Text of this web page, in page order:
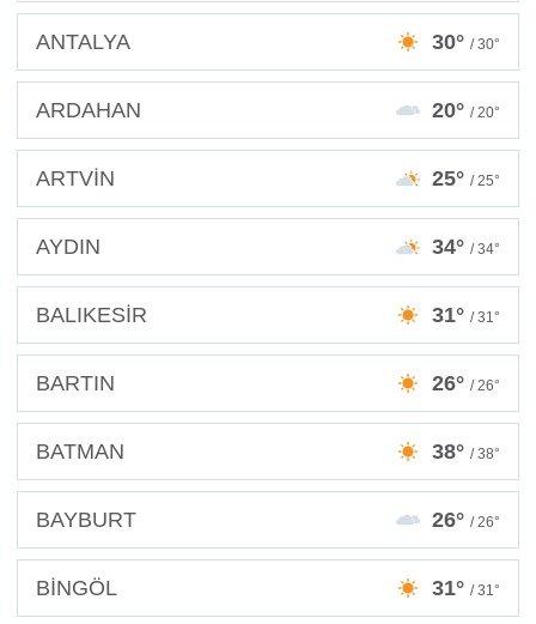
ANTALYA 30° / 30°
ARDAHAN 20° / 20°
ARTVİN 25° / 25°
AYDIN 34° / 34°
BALIKESİR 31° / 31°
BARTIN 26° / 26°
BATMAN 38° / 38°
BAYBURT 26° / 26°
BİNGÖL 31° / 31°